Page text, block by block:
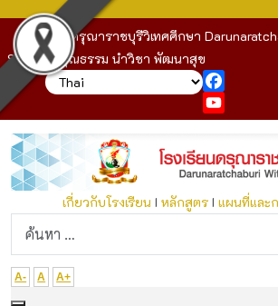
โรงเรียนดรุณาราชบุรีวิเทศศึกษา
School : คุณธรรม นำวิชา พัฒนาสุข
เกี่ยวกับโรงเรียนI หลักสูตรI แผนที่และ
A- A A+